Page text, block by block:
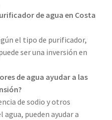
de agua en Costa
el tipo de purificador,
ser una inversión en
de agua ayudar a las
de sodio y otros
pueden ayudar a